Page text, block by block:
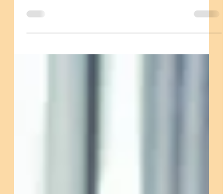
Tempo, disciplina, paciência e desejo são
tempo longo ou...